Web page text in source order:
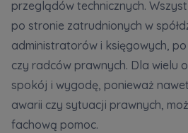
przeglądów technicznych.
po stronie zatrudnionych w
administratorów i księgowych,
czy radców prawnych. Dla wielu
spokój i wygodę, ponieważ
awarii czy sytuacji prawnych,
fachową pomoc.